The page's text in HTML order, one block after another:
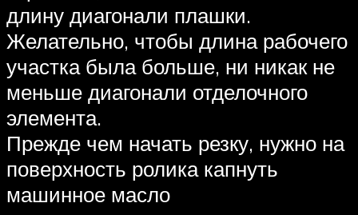
длину диагонали плашки.
Желательно, чтобы длина рабочего
участка была больше, ни никак не
меньше диагонали отделочного
элемента.
Прежде чем начать резку, нужно на
поверхность ролика капнуть
машинное масло